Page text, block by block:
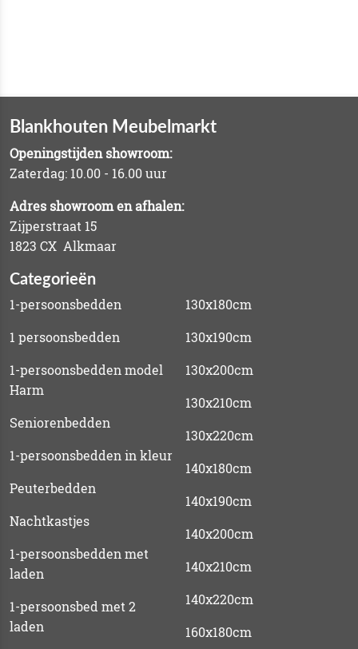
Blankhouten Meubelmarkt
Openingstijden showroom:
Zaterdag: 10.00 - 16.00 uur
Adres showroom en afhalen:
Zijperstraat 15
1823 CX Alkmaar
Categorieën
1-persoonsbedden
1 persoonsbedden
1-persoonsbedden model
Harm
Seniorenbedden
1-persoonsbedden in kleur
Peuterbedden
Nachtkastjes
1-persoonsbedden met
laden
1-persoonsbed met 2
laden
130x180cm
130x190cm
130x200cm
130x210cm
130x220cm
140x180cm
140x190cm
140x200cm
140x210cm
140x220cm
160x180cm